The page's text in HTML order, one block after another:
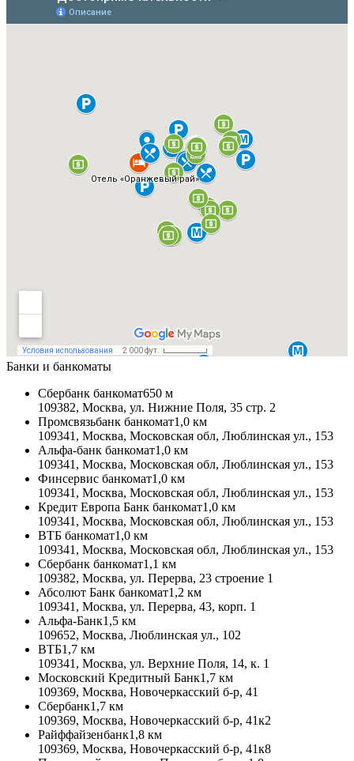
Банки и банкоматы
Сбербанк банкомат650 м
109382, Москва, ул. Нижние Поля, 35 стр. 2
Промсвязьбанк банкомат1,0 км
109341, Москва, Московская обл, Люблинская ул., 153
Альфа-банк банкомат1,0 км
109341, Москва, Московская обл, Люблинская ул., 153
Финсервис банкомат1,0 км
109341, Москва, Московская обл, Люблинская ул., 153
Кредит Европа Банк банкомат1,0 км
109341, Москва, Московская обл, Люблинская ул., 153
ВТБ банкомат1,0 км
109341, Москва, Московская обл, Люблинская ул., 153
Сбербанк банкомат1,1 км
109382, Москва, ул. Перерва, 23 строение 1
Абсолют Банк банкомат1,2 км
109341, Москва, ул. Перерва, 43, корп. 1
Альфа-Банк1,5 км
109652, Москва, Люблинская ул., 102
ВТБ1,7 км
109341, Москва, ул. Верхние Поля, 14, к. 1
Московский Кредитный Банк1,7 км
109369, Москва, Новочеркасский б-р, 41
Сбербанк1,7 км
109369, Москва, Новочеркасский б-р, 41к2
Райффайзенбанк1,8 км
109369, Москва, Новочеркасский б-р, 41к8